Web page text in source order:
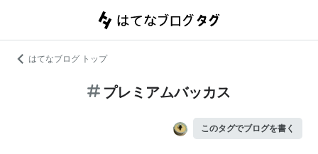
はてなブログ トップ
プレミアムバッカス
このタグでブログを書く